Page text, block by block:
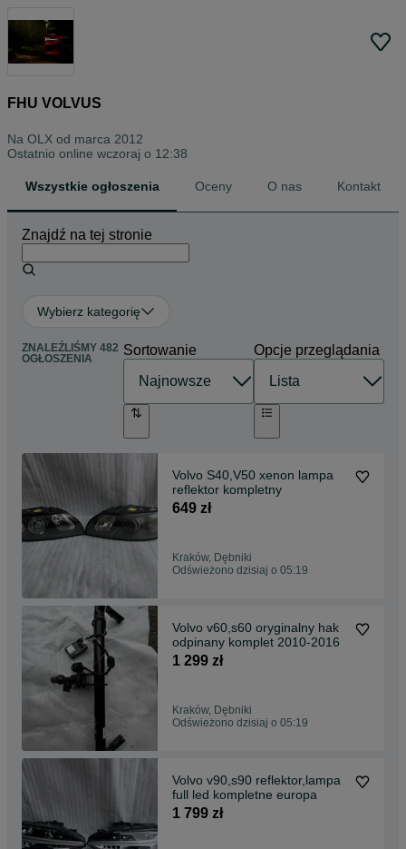
FHU VOLVUS
Na OLX od marca 2012
Ostatnio online wczoraj o 12:38
Wszystkie ogłoszenia Oceny O nas Kontakt
Znajdź na tej stronie
Wybierz kategorię
ZNALEŹLIŚMY 482
OGŁOSZENIA
Sortowanie Opcje przeglądania
Volvo S40,V50 xenon lampa
reflektor kompletny
649 zł
Kraków, Dębniki
Odświeżono dzisiaj o 05:19
Volvo v60,s60 oryginalny hak
odpinany komplet 2010-2016
1 299 zł
Kraków, Dębniki
Odświeżono dzisiaj o 05:19
Volvo v90,s90 reflektor,lampa
full led kompletne europa
1 799 zł